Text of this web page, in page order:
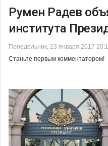
Румен Радев
института
Понедельник, 23 января 2017
Станьте первым комментатором!